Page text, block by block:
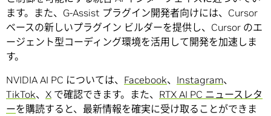
ます。また、G-Assist プラグイン開発者向けには、Cursor
ベースの新しいプラグイン ビルダーを提供し、Cursor のエ
ージェント型コーディング環境を活用して開発を加速しま
す。
NVIDIA AI PC については、 Facebook、 Instagram、
TikTok、 X で確認できます。また、 RTX AI PC ニュースレタ
ーを購読すると、最新情報を確実に受け取ることができま